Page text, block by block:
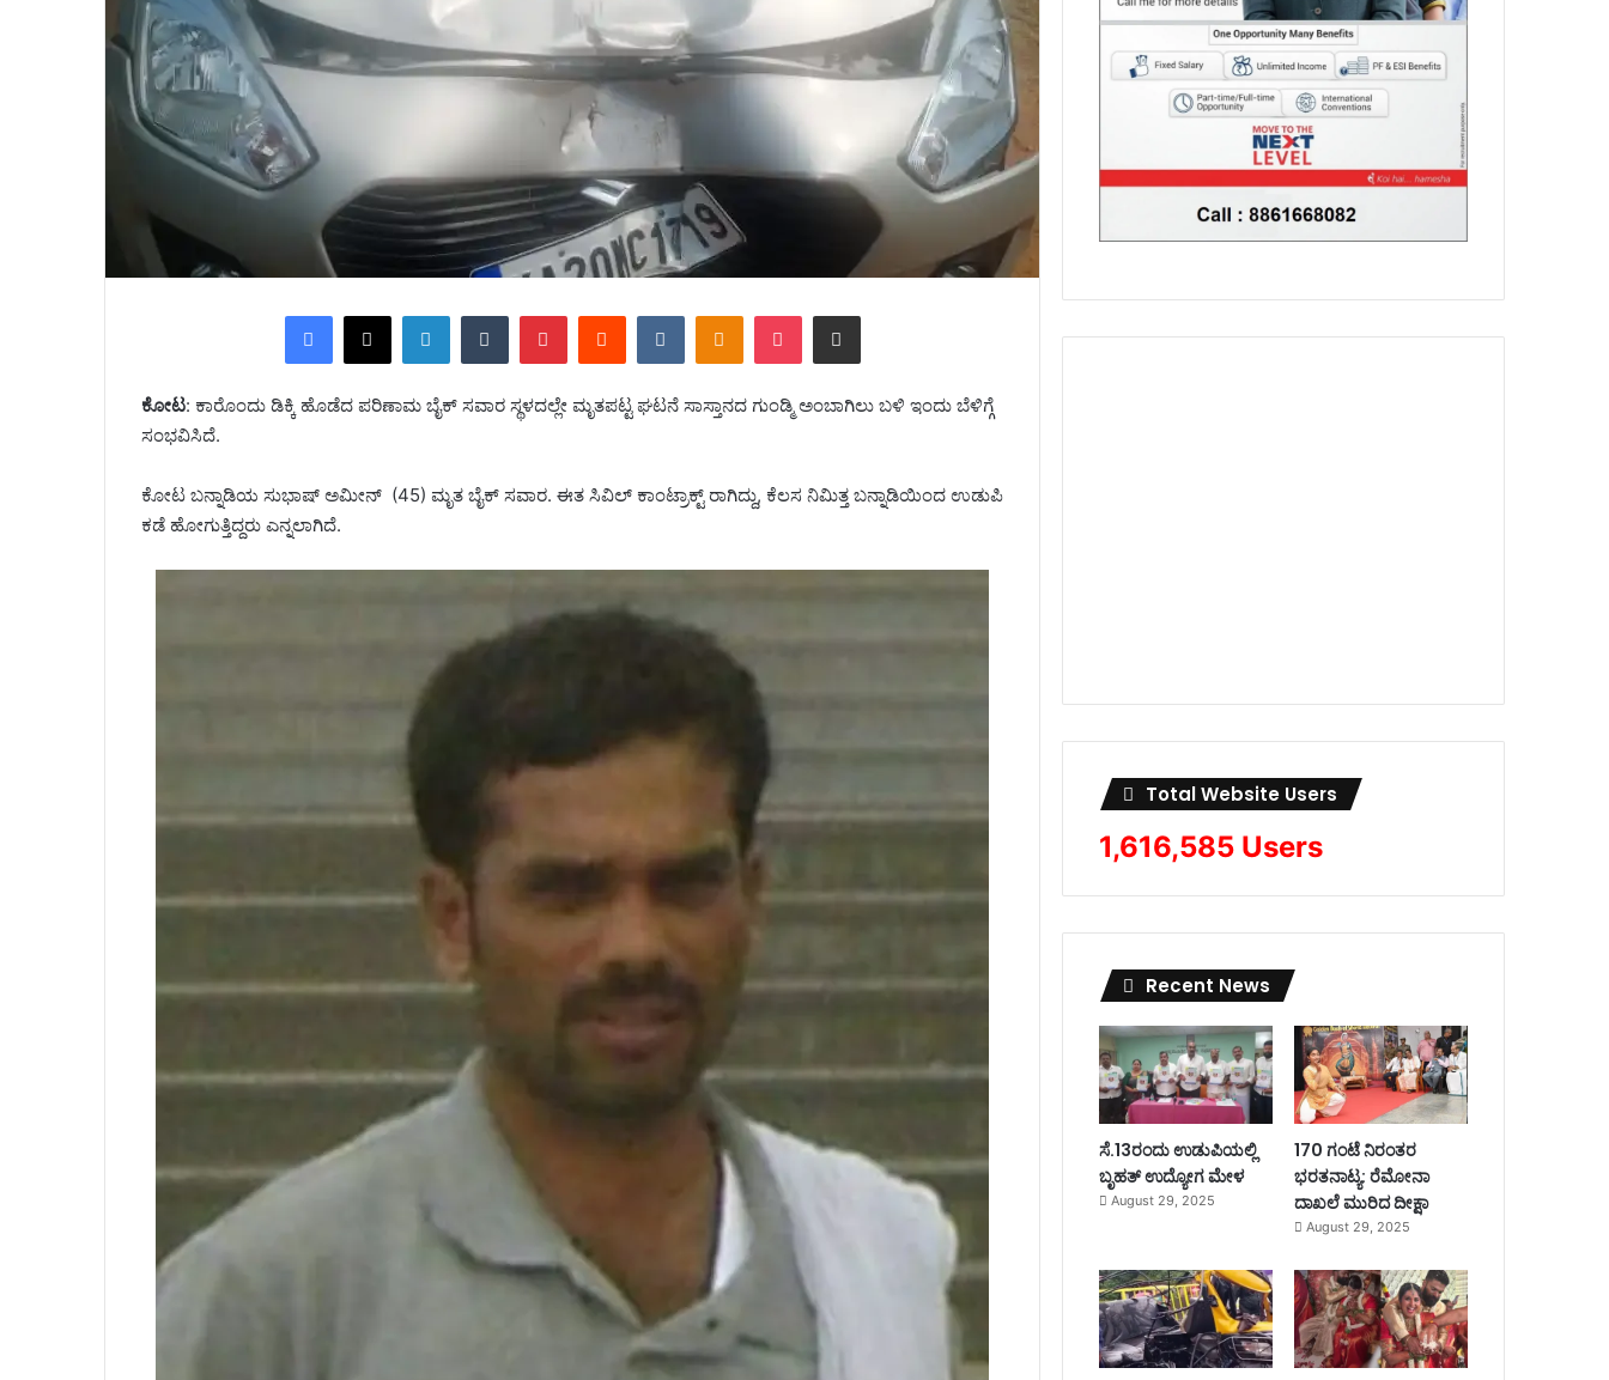
Facebook X LinkedIn Tumblr Pinterest Reddit VKontakte Odnoklassniki Pocket Share via Email
ಕೋಟ: ಕಾರೊಂದು ಡಿಕ್ಕಿ ಹೊಡೆದ ಪರಿಣಾಮ ಬೈಕ್ ಸವಾರ ಸ್ಥಳದಲ್ಲೇ ಮೃತಪಟ್ಟ ಘಟನೆ ಸಾಸ್ತಾನದ ಗುಂಡ್ಮಿ ಅಂಬಾಗಿಲು ಬಳಿ ಇಂದು ಬೆಳಿಗ್ಗೆ
ಸಂಭವಿಸಿದೆ.
ಕೋಟ ಬನ್ನಾಡಿಯ ಸುಭಾಷ್ ಅಮೀನ್ (45) ಮೃತ ಬೈಕ್ ಸವಾರ. ಈತ ಸಿವಿಲ್ ಕಾಂಟ್ರಾಕ್ಟ್ ರಾಗಿದ್ದು, ಕೆಲಸ ನಿಮಿತ್ತ ಬನ್ನಾಡಿಯಿಂದ ಉಡುಪಿ
ಕಡೆ ಹೋಗುತ್ತಿದ್ದರು ಎನ್ನಲಾಗಿದೆ.
Total Website Users
1,616,585 Users
Recent News
ಸೆ.13ರಂದು ಉಡುಪಿಯಲ್ಲಿ
ಬೃಹತ್ ಉದ್ಯೋಗ ಮೇಳ
August 29, 2025
170 ಗಂಟೆ ನಿರಂತರ
ಭರತನಾಟ್ಯ: ರೆಮೋನಾ
ದಾಖಲೆ ಮುರಿದ ದೀಕ್ಷಾ
August 29, 2025